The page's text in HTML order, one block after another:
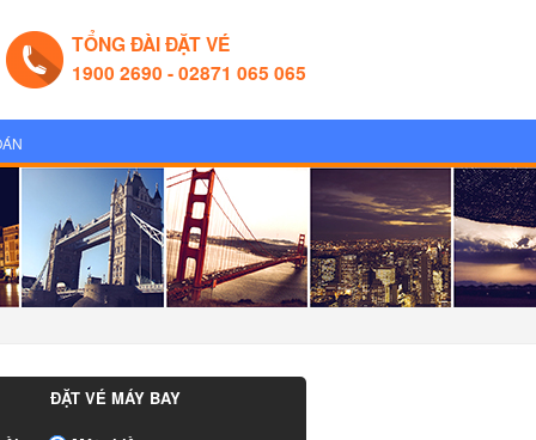
TỔNG ĐÀI ĐẶT VÉ
1900 2690 - 02871 065 065
ĐẶT VÉ MÁY BAY